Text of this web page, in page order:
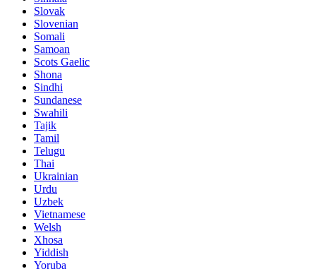
Slovak
Slovenian
Somali
Samoan
Scots Gaelic
Shona
Sindhi
Sundanese
Swahili
Tajik
Tamil
Telugu
Thai
Ukrainian
Urdu
Uzbek
Vietnamese
Welsh
Xhosa
Yiddish
Yoruba